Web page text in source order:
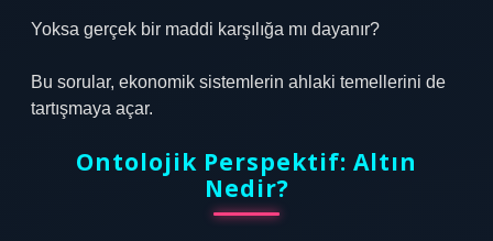
Yoksa gerçek bir maddi karşılığa mı dayanır?
Bu sorular, ekonomik sistemlerin ahlaki temellerini de
tartışmaya açar.
Ontolojik Perspektif: Altın
Nedir?